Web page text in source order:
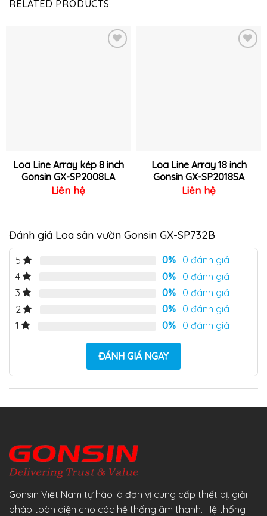
RELATED PRODUCTS
Loa Line Array kép 8 inch
Gonsin GX-SP2008LA
Liên hệ
Loa Line Array 18 inch
Gonsin GX-SP2018SA
Liên hệ
Đánh giá Loa sân vườn Gonsin GX-SP732B
5 0% | 0 đánh giá
4
0% | 0 đánh giá
3
0% | 0 đánh giá
2
0% | 0 đánh giá
1
0% | 0 đánh giá
ĐÁNH GIÁ NGAY
Gonsin Việt Nam tự hào là đơn vị cung cấp thiết bị, giải
pháp toàn diện cho các hệ thống âm thanh. Hệ thống